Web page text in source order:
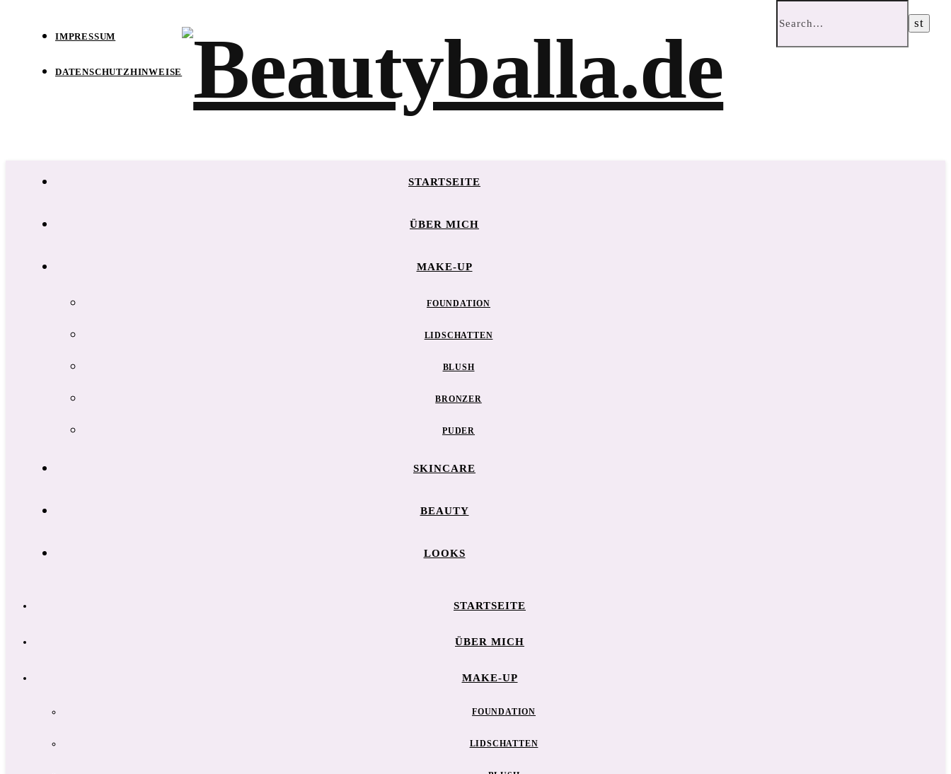
IMPRESSUM
DATENSCHUTZHINWEISE
STARTSEITE
ÜBER MICH
MAKE-UP
FOUNDATION
LIDSCHATTEN
BLUSH
BRONZER
PUDER
SKINCARE
BEAUTY
LOOKS
STARTSEITE
ÜBER MICH
MAKE-UP
FOUNDATION
LIDSCHATTEN